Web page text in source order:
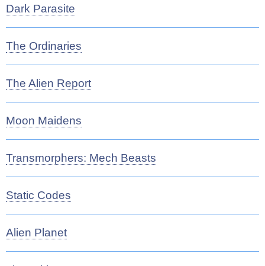
Dark Parasite
The Ordinaries
The Alien Report
Moon Maidens
Transmorphers: Mech Beasts
Static Codes
Alien Planet